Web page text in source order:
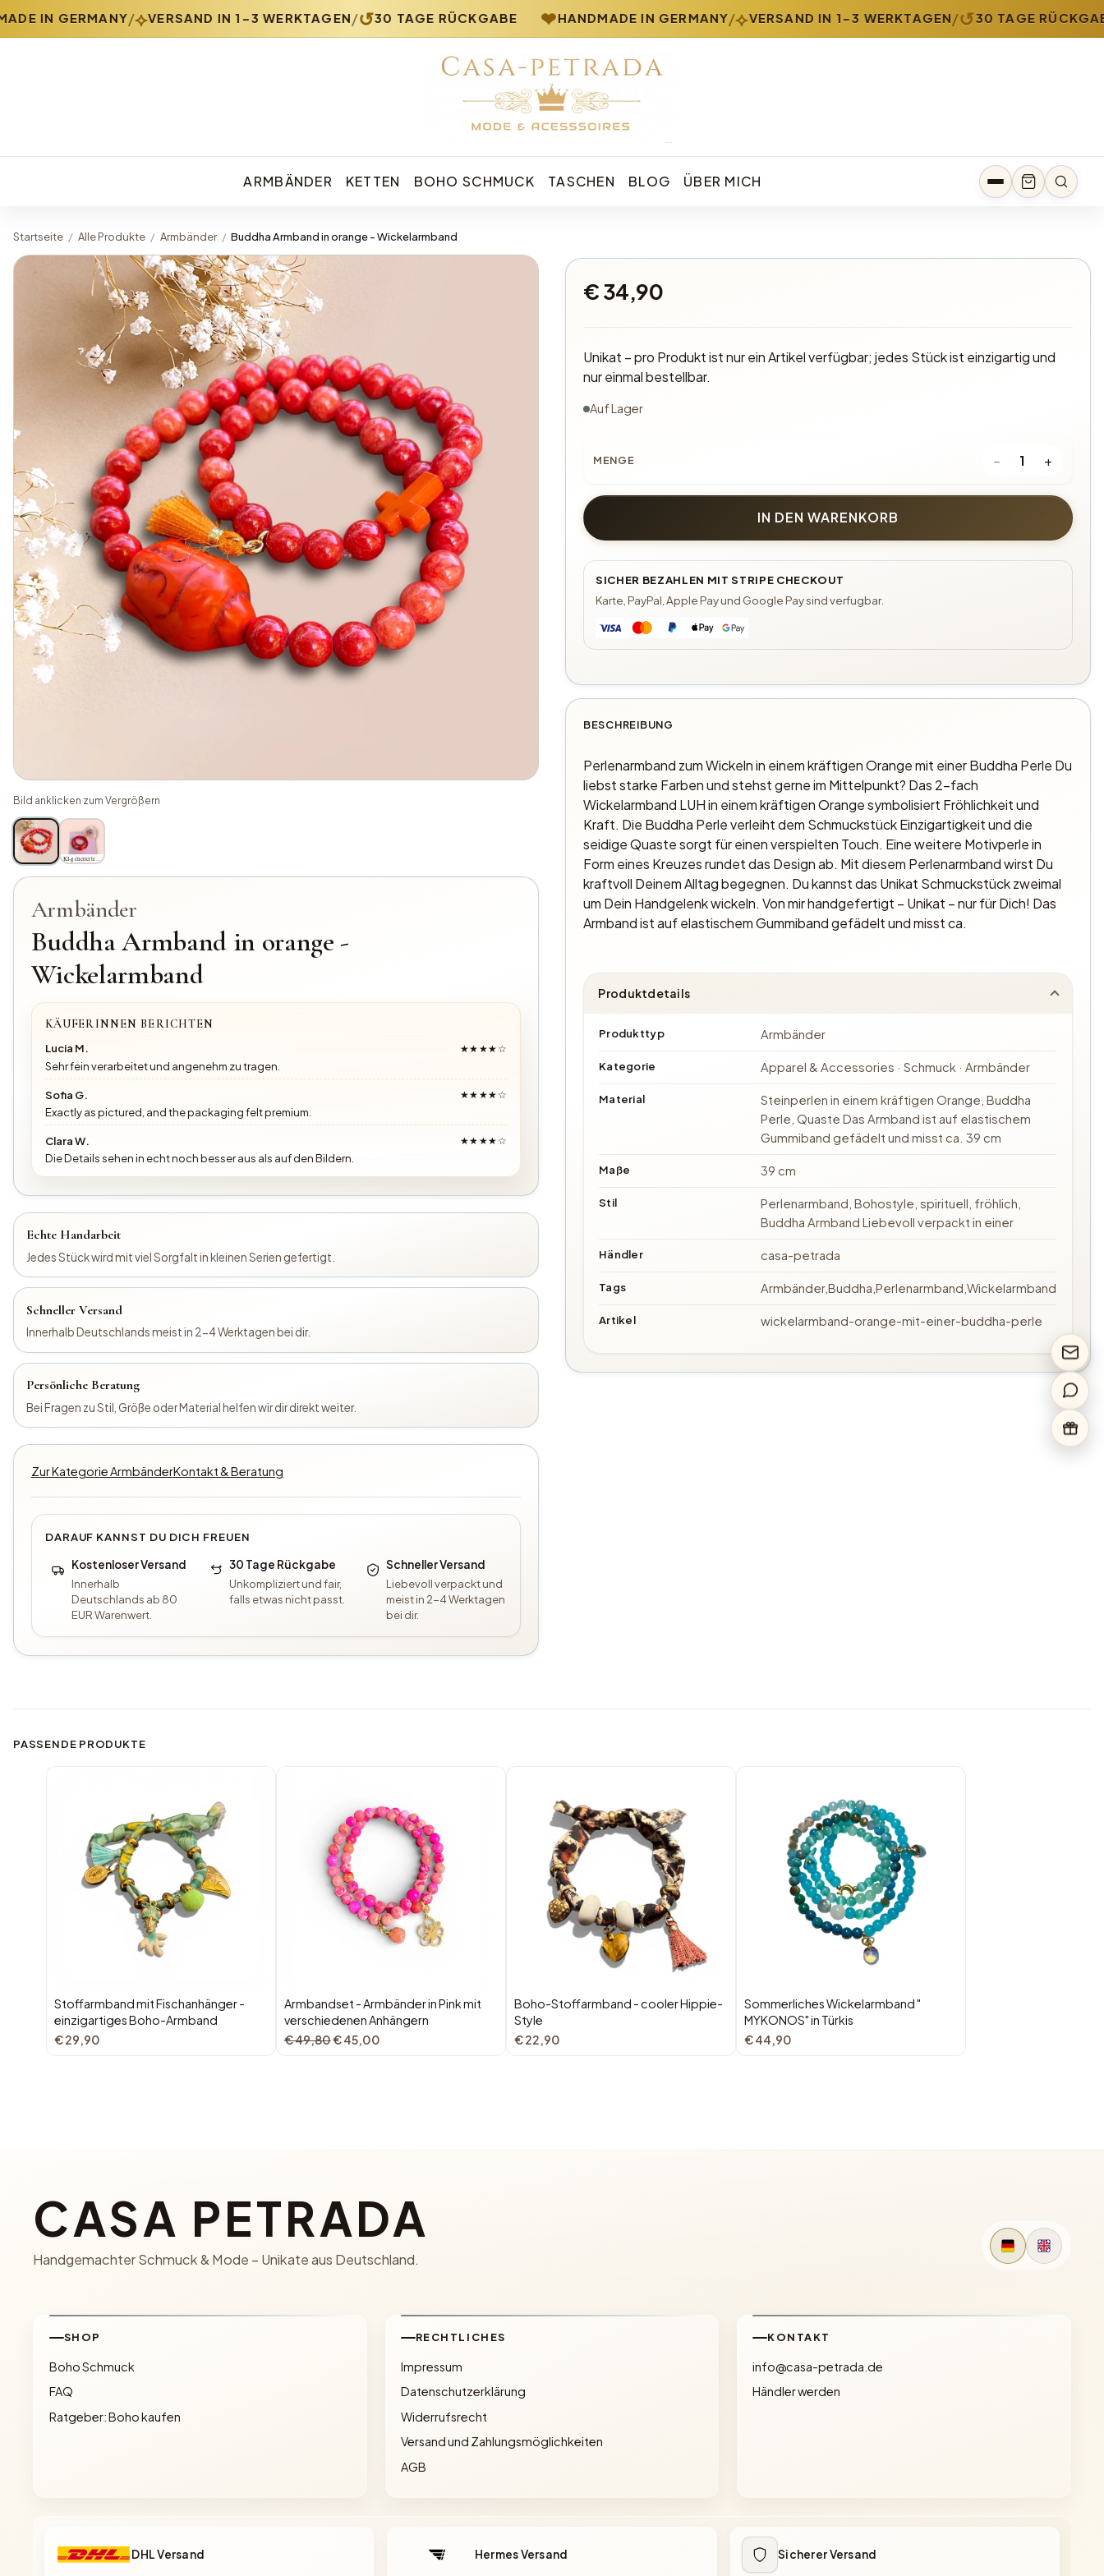
IN GERMANY/⟡VERSAND IN 1-3 WERKTAGEN/↺30 TAGE RÜCKGABE HANDMADE IN GERMANY/⟡VERSAND IN 1-3 WERKTAGEN/↺30 TAGE RÜCKGABE
Casa Petrada – Boho Schmuck und Mode
ARMBÄNDER KETTEN BOHO SCHMUCK TASCHEN BLOG ÜBER MICH
Startseite / Alle Produkte / Armbänder / Buddha Armband in orange - Wickelarmband
Bild anklicken zum Vergrößern
KI-generiertes Bild
Armbänder
Buddha Armband in orange -
Wickelarmband
KÄUFERINNEN BERICHTEN
Lucia M.
★★★★☆
Sehr fein verarbeitet und angenehm zu tragen.
Sofia G. ★★★★☆
Exactly as pictured, and the packaging felt premium.
Clara W. ★★★★☆
Die Details sehen in echt noch besser aus als auf den Bildern.
Echte Handarbeit
Jedes Stück wird mit viel Sorgfalt in kleinen Serien gefertigt.
Schneller Versand
Innerhalb Deutschlands meist in 2-4 Werktagen bei dir.
Persönliche Beratung
Bei Fragen zu Stil, Größe oder Material helfen wir dir direkt weiter.
Zur Kategorie ArmbänderKontakt & Beratung
DARAUF KANNST DU DICH FREUEN
Kostenloser Versand
Innerhalb
Deutschlands ab 80
EUR Warenwert.
30 Tage Rückgabe
Unkompliziert und fair,
falls etwas nicht passt.
Schneller Versand
Liebevoll verpackt und
meist in 2-4 Werktagen
bei dir.
€ 34,90
Unikat – pro Produkt ist nur ein Artikel verfügbar; jedes Stück ist einzigartig und
nur einmal bestellbar.
Auf Lager
MENGE − 1 +
IN DEN WARENKORB
SICHER BEZAHLEN MIT STRIPE CHECKOUT
Karte, PayPal, Apple Pay und Google Pay sind verfugbar.
BESCHREIBUNG
Perlenarmband zum Wickeln in einem kräftigen Orange mit einer Buddha Perle Du
liebst starke Farben und stehst gerne im Mittelpunkt? Das 2-fach
Wickelarmband LUH in einem kräftigen Orange symbolisiert Fröhlichkeit und
Kraft. Die Buddha Perle verleiht dem Schmuckstück Einzigartigkeit und die
seidige Quaste sorgt für einen verspielten Touch. Eine weitere Motivperle in
Form eines Kreuzes rundet das Design ab. Mit diesem Perlenarmband wirst Du
kraftvoll Deinem Alltag begegnen. Du kannst das Unikat Schmuckstück zweimal
um Dein Handgelenk wickeln. Von mir handgefertigt – Unikat – nur für Dich! Das
Armband ist auf elastischem Gummiband gefädelt und misst ca.
Produktdetails
Produkttyp Armbänder
Kategorie Apparel & Accessories · Schmuck · Armbänder
Material
Steinperlen in einem kräftigen Orange, Buddha
Perle, Quaste Das Armband ist auf elastischem
Gummiband gefädelt und misst ca. 39 cm
Maße 39 cm
Stil
Perlenarmband, Bohostyle, spirituell, fröhlich,
Buddha Armband Liebevoll verpackt in einer
Händler casa-petrada
Tags Armbänder,Buddha,Perlenarmband,Wickelarmband
Artikel wickelarmband-orange-mit-einer-buddha-perle
PASSENDE PRODUKTE
Stoffarmband mit Fischanhänger -
einzigartiges Boho-Armband
€ 29,90
Armbandset - Armbänder in Pink mit
verschiedenen Anhängern
€ 49,80€ 45,00
Boho-Stoffarmband - cooler Hippie-
Style
€ 22,90
Sommerliches Wickelarmband "
MYKONOS" in Türkis
€ 44,90
CASA PETRADA
Handgemachter Schmuck & Mode – Unikate aus Deutschland.
SHOP
Boho Schmuck
FAQ
Ratgeber: Boho kaufen
RECHTLICHES
Impressum
Datenschutzerklärung
Widerrufsrecht
Versand und Zahlungsmöglichkeiten
AGB
KONTAKT
info@casa-petrada.de
Händler werden
DHL Versand Hermes Versand Sicherer Versand